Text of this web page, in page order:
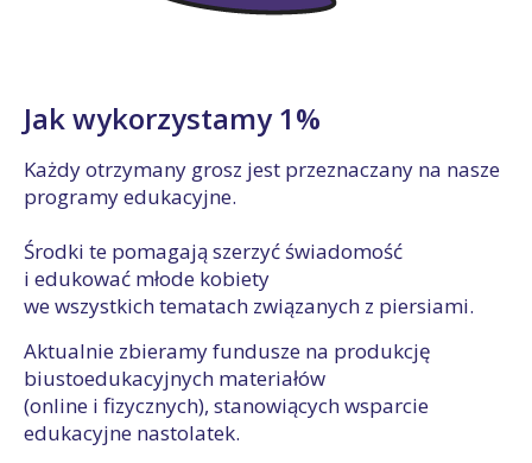
Jak wykorzystamy 1%
Każdy otrzymany grosz jest przeznaczany na nasze
programy edukacyjne.
Środki te pomagają szerzyć świadomość
i edukować młode kobiety
we wszystkich tematach związanych z piersiami.
Aktualnie zbieramy fundusze na produkcję
biustoedukacyjnych materiałów
(online i fizycznych), stanowiących wsparcie
edukacyjne nastolatek.